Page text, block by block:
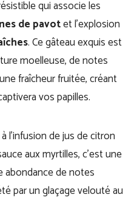
qui associe les
de pavotet l’explosion
. Ce gâteau exquis est
moelleuse, de notes
fraîcheur fruitée, créant
vos papilles.
l’infusion de jus de citron
aux myrtilles, c’est une
abondance de notes
par un glaçage velouté au